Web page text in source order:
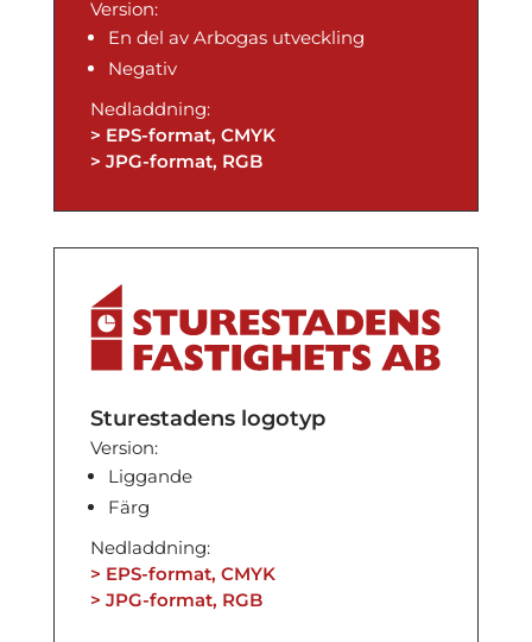
Version:
En del av Arbogas utveckling
Negativ
Nedladdning:
> EPS-format, CMYK
> JPG-format, RGB
Sturestadens logotyp
Version:
Liggande
Färg
Nedladdning:
> EPS-format, CMYK
> JPG-format, RGB